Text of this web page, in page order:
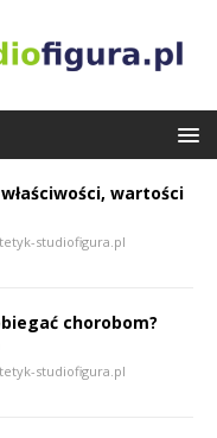
wartości
studiofigura.pl
chorobom?
studiofigura.pl